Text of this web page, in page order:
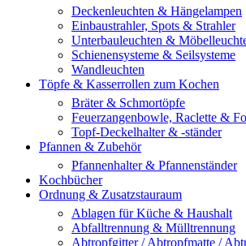
Deckenleuchten & Hängelampen
Einbaustrahler, Spots & Strahler
Unterbauleuchten &
Schienensysteme & Seilsysteme
Wandleuchten
Töpfe & Kasserrollen zum Kochen
Bräter & Schmortöpfe
Feuerzangenbowle, Raclette &
Topf-Deckelhalter & -ständer
Pfannen & Zubehör
Pfannenhalter & Pfannenständer
Kochbücher
Ordnung & Zusatzstauraum
Ablagen für Küche & Haushalt
Abfalltrennung & Mülltrennung
Abtropfgitter / Abtropfmatte /